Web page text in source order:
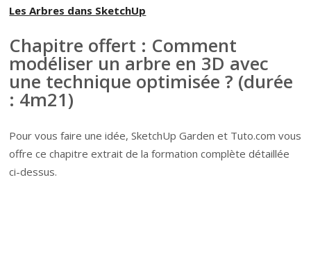
Les Arbres dans SketchUp
Chapitre offert : Comment
modéliser un arbre en 3D avec
une technique optimisée ? (durée
: 4m21)
Pour vous faire une idée, SketchUp Garden et Tuto.com vous
offre ce chapitre extrait de la formation complète détaillée
ci-dessus.